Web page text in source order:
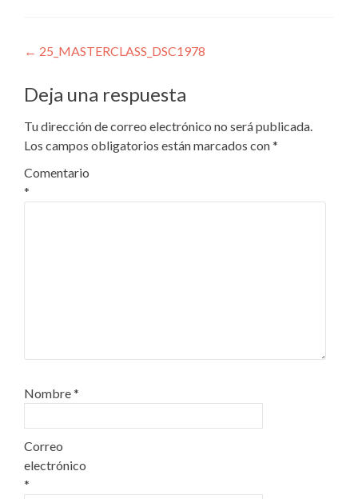
Navegación
de
entradas
← 25_MASTERCLASS_DSC1978
Deja una respuesta
Tu dirección de correo electrónico no será publicada.
Los campos obligatorios están marcados con*
Comentario
*
Nombre*
Correo
electrónico
*